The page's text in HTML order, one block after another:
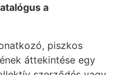
a
piszkos
áttekintése egy